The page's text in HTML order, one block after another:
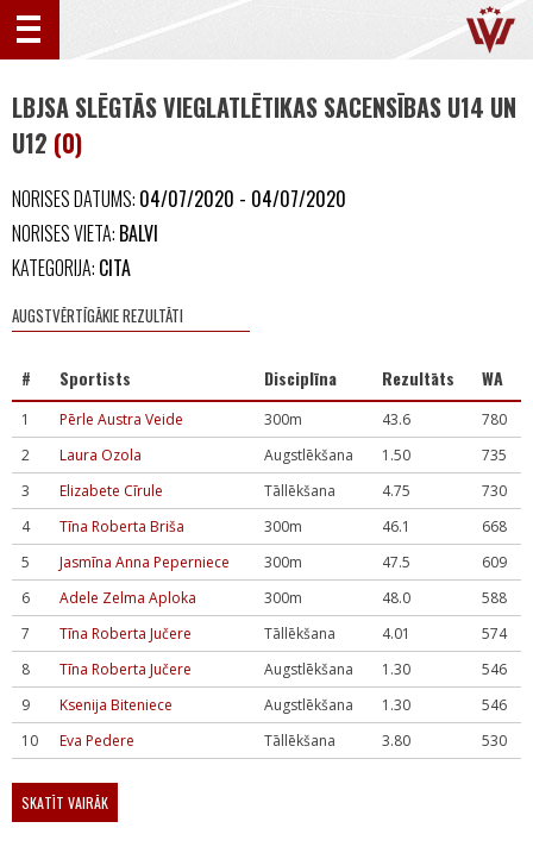
LBJSA SLĒGTĀS VIEGLATLĒTIKAS SACENSĪBAS U14 UN
U12 (0)
NORISES DATUMS: 04/07/2020 - 04/07/2020
NORISES VIETA: BALVI
KATEGORIJA: CITA
AUGSTVĒRTĪGĀKIE REZULTĀTI
# Sportists Disciplīna Rezultāts WA
1 Pērle Austra Veide 300m 43.6
780
2
Laura Ozola Augstlēkšana 1.50
735
3
Elizabete Cīrule Tāllēkšana 4.75
730
4
Tīna Roberta Briša 300m 46.1
668
5
Jasmīna Anna Peperniece 300m 47.5
609
6
Adele Zelma Aploka 300m 48.0
588
7
Tīna Roberta Jučere Tāllēkšana 4.01
574
8
Tīna Roberta Jučere Augstlēkšana 1.30
546
9
Ksenija Biteniece Augstlēkšana 1.30
546
10
Eva Pedere Tāllēkšana 3.80 530
SKATĪT VAIRĀK